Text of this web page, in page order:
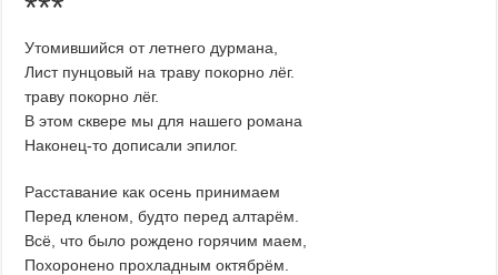
Утомившийся от летнего дурмана,
Лист пунцовый на траву покорно лёг.
траву покорно лёг.
В этом сквере мы для нашего романа
Наконец-то дописали эпилог.
Расставание как осень принимаем
Перед кленом, будто перед алтарём.
Всё, что было рождено горячим маем,
Похоронено прохладным октябрём.